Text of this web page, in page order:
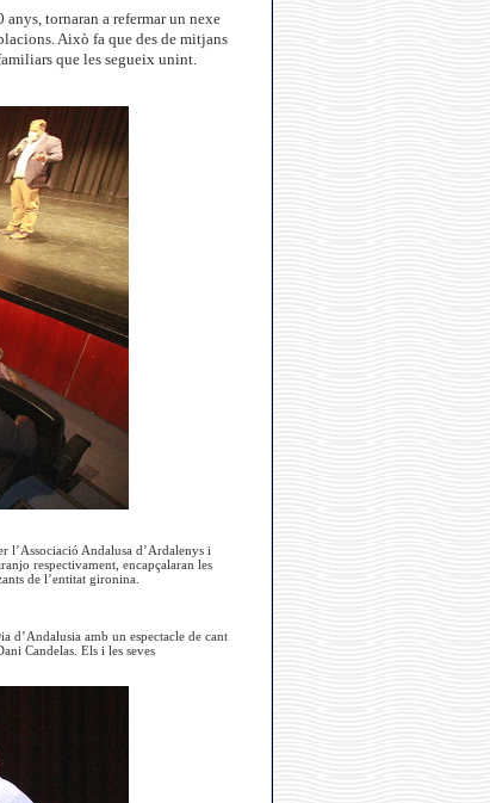
tornaran a refermar un nexe
Això fa que des de mitjans
que les segueix unint.
l’Associació Andalusa d’Ardalenys i
respectivament, encapçalaran les
de l’entitat gironina.
d’Andalusia amb un espectacle de cant
Candelas. Els i les seves